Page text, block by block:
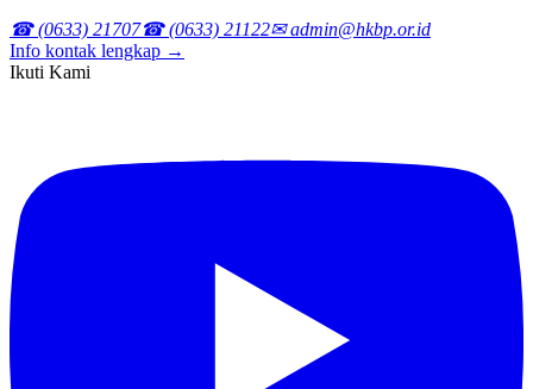
☎ (0633) 21707☎ (0633) 21122✉ admin@hkbp.or.id
Info kontak lengkap →
Ikuti Kami